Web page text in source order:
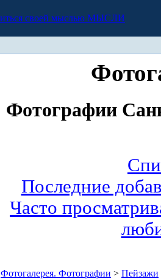
МЫСЛИ
Фотографии
Последние
Часто
Фотогалерея. Фотографии > Пейзажи